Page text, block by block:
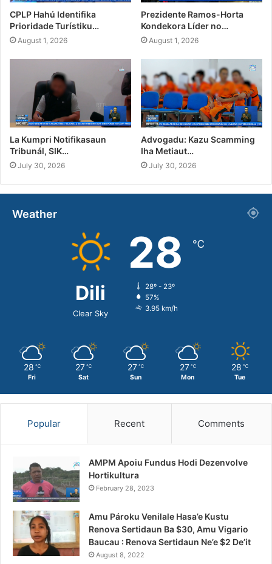
CPLP Hahú Identifika
Prioridade Turístiku…
August 1, 2026
Prezidente Ramos-Horta
Kondekora Líder no…
August 1, 2026
La Kumpri Notifikasaun
Tribunál, SIK…
July 30, 2026
Advogadu: Kazu Scamming
Iha Metiaut…
July 30, 2026
Weather
Dili
Clear Sky
28 ℃
28º - 23º
57%
3.95 km/h
28 ℃
Fri
27 ℃
Sat
27 ℃
Sun
27 ℃
Mon
28 ℃
Tue
Popular Recent Comments
AMPM Apoiu Fundus Hodi Dezenvolve
Hortikultura
February 28, 2023
Amu Pároku Venilale Hasa’e Kustu
Renova Sertidaun Ba $30, Amu Vigario
Baucau : Renova Sertidaun Ne’e $2 De’it
August 8, 2022